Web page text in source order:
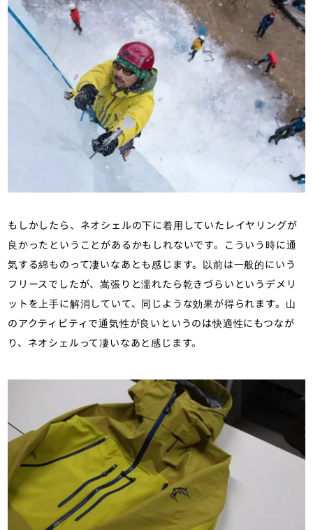
もしかしたら、ネオシェルの下に着用していたレイヤリングが
良かったということがあるかもしれないです。こういう時に通
気する綿ものって凄いなあとも感じます。以前は一般的にいう
フリースでしたが、嵩張りと濡れたら乾きづらいというデメリ
ットを上手に解消していて、同じような効果が得られます。山
のアクティビティで通気性が良いというのは快適性にもつなが
り、ネオシェルって凄いなあと感じます。